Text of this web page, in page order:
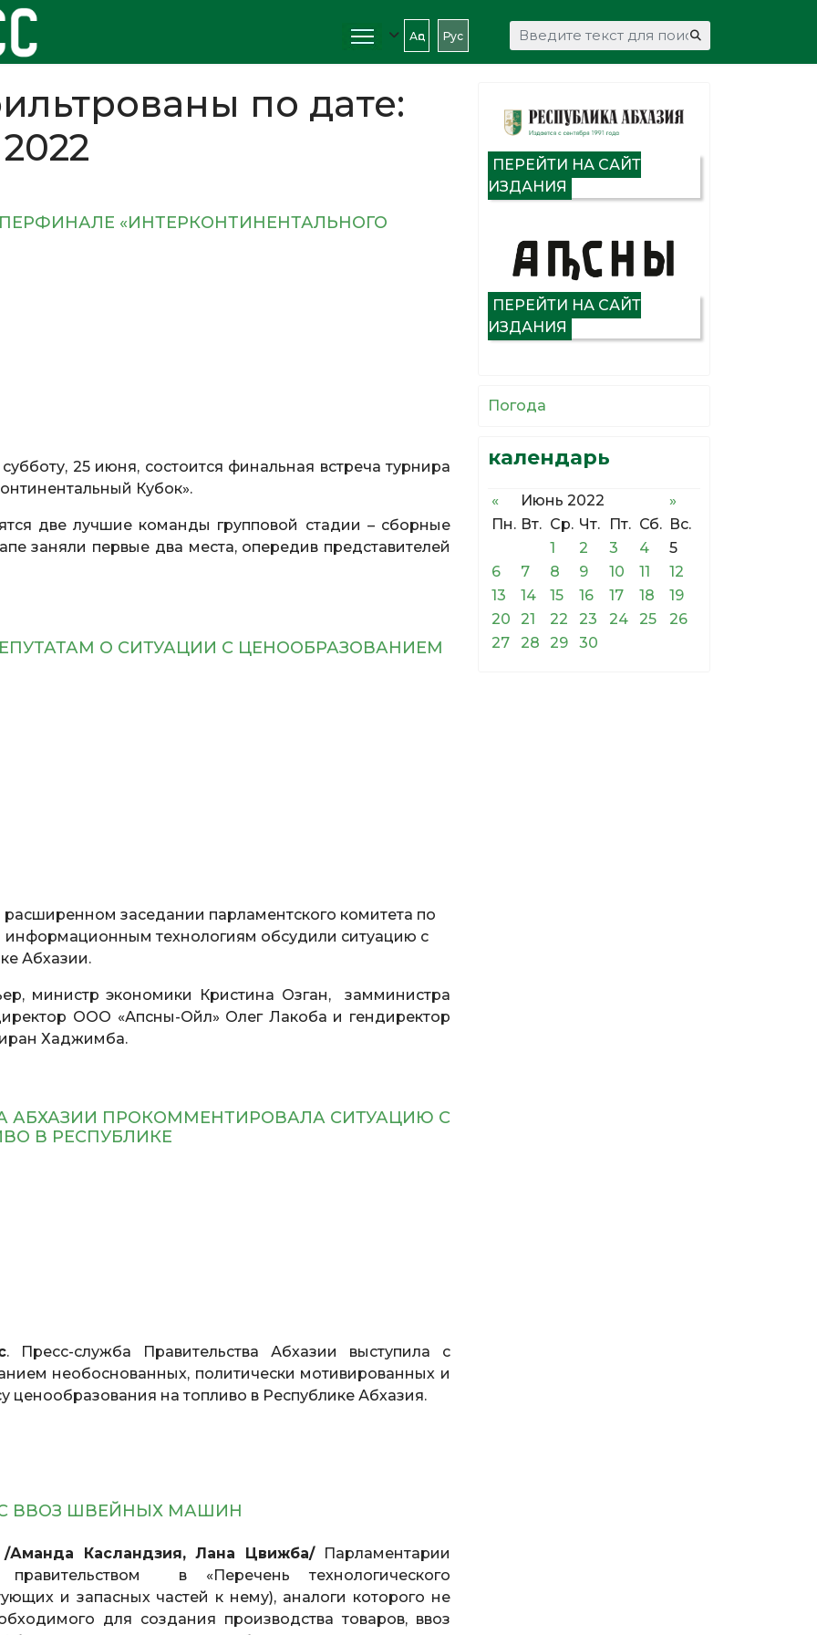
Аԥс Рус Искать...
по дате:
«ИНТЕРКОНТИНЕНТАЛЬНОГО
25 июня, состоится финальная встреча турнира
Кубок».
две лучшие команды групповой стадии – сборные
заняли первые два места, опередив представителей
О СИТУАЦИИ С ЦЕНООБРАЗОВАНИЕМ
расширенном заседании парламентского комитета по
технологиям обсудили ситуацию с
Абхазии.
министр экономики Кристина Озган, замминистра
ООО «Апсны-Ойл» Олег Лакоба и гендиректор
Хаджимба.
АБХАЗИИ ПРОКОММЕНТИРОВАЛА СИТУАЦИЮ С
В РЕСПУБЛИКЕ
. Пресс-служба Правительства Абхазии выступила с
необоснованных, политически мотивированных и
ценообразования на топливо в Республике Абхазия.
ВВОЗ ШВЕЙНЫХ МАШИН
Касландзия, Лана Цвижба/Парламентарии
в «Перечень технологического
и запасных частей к нему), аналоги которого не
для создания производства товаров, ввоз
ПЕРЕЙТИ НА САЙТ
ИЗДАНИЯ
ПЕРЕЙТИ НА САЙТ
ИЗДАНИЯ
Погода
календарь
« Июнь 2022
»
Пн. Вт. Ср. Чт. Пт. Сб. Вс.
1
2 3 4
5
6
7 8 9 10 11
12
13
14 15 16 17 18
19
20
21 22 23 24 25
26
27
28 29 30